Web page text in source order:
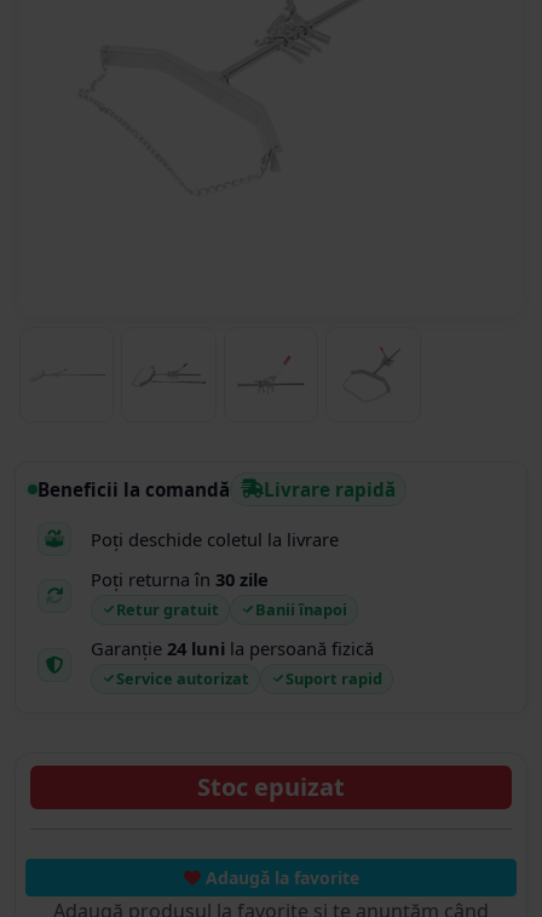
Beneficii la comandă Livrare rapidă
Poți deschide coletul la livrare
Poți returna în 30 zile
Retur gratuit Banii înapoi
Garanție 24 luni la persoană fizică
Service autorizat Suport rapid
Stoc epuizat
Adaugă la favorite
Adaugă produsul la favorite și te anunțăm când